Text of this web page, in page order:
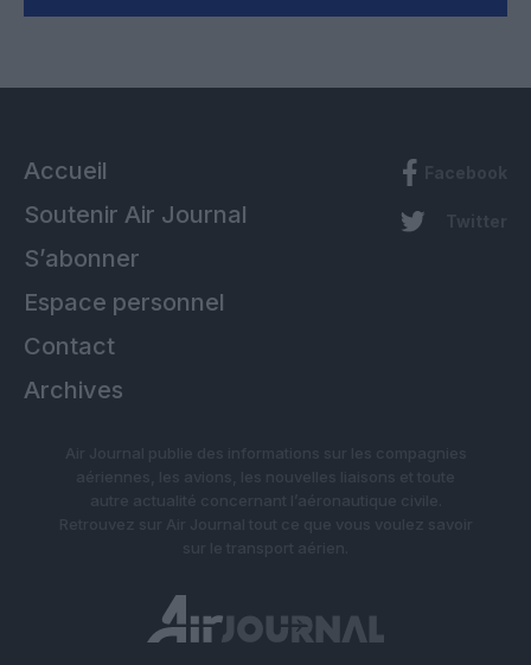
Accueil
Soutenir Air Journal
S’abonner
Espace personnel
Contact
Archives